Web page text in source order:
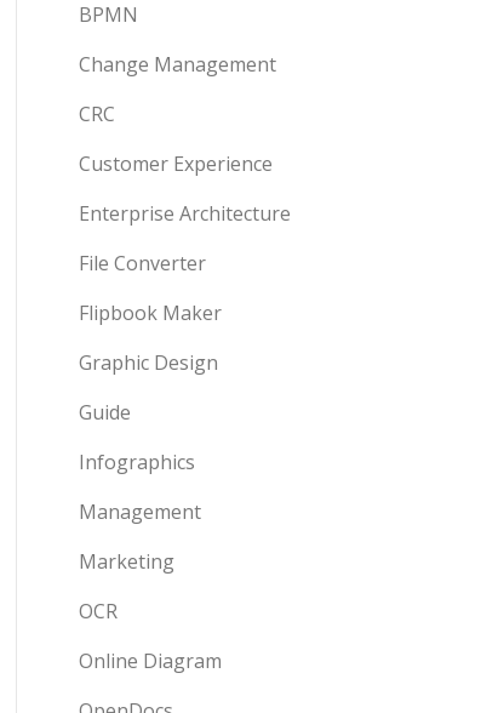
BPMN
Change Management
CRC
Customer Experience
Enterprise Architecture
File Converter
Flipbook Maker
Graphic Design
Guide
Infographics
Management
Marketing
OCR
Online Diagram